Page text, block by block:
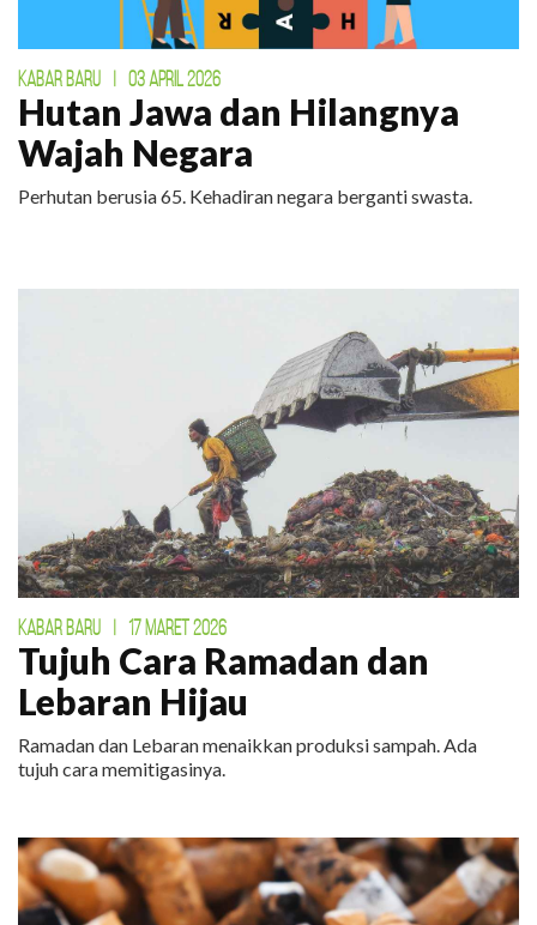
KABAR BARU | 03 APRIL 2026
Hutan Jawa dan Hilangnya
Wajah Negara
Perhutan berusia 65. Kehadiran negara berganti swasta.
KABAR BARU | 17 MARET 2026
Tujuh Cara Ramadan dan
Lebaran Hijau
Ramadan dan Lebaran menaikkan produksi sampah. Ada
tujuh cara memitigasinya.